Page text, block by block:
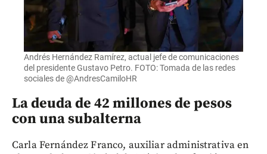
Andrés Hernández Ramírez, actual jefe de comunicaciones
del presidente Gustavo Petro. FOTO: Tomada de las redes
sociales de @AndresCamiloHR
La deuda de 42 millones de pesos
con una subalterna
Carla Fernández Franco, auxiliar administrativa en